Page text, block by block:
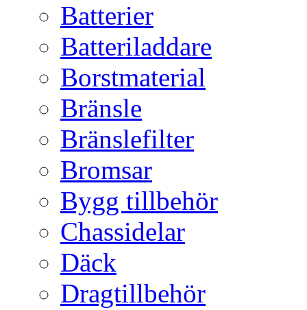
Batterier
Batteriladdare
Borstmaterial
Bränsle
Bränslefilter
Bromsar
Bygg tillbehör
Chassidelar
Däck
Dragtillbehör